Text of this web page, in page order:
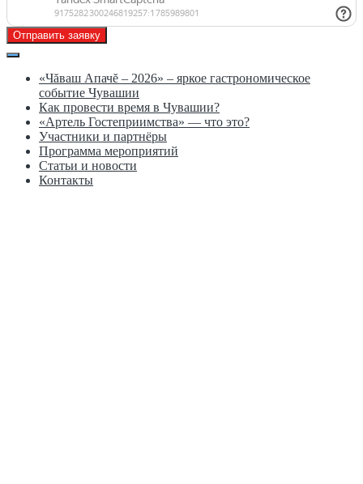
Отправить заявку
«Чăваш Апачĕ – 2026» – яркое гастрономическое
событие Чувашии
Как провести время в Чувашии?
«Артель Гостеприимства» — что это?
Участники и партнёры
Программа мероприятий
Статьи и новости
Контакты